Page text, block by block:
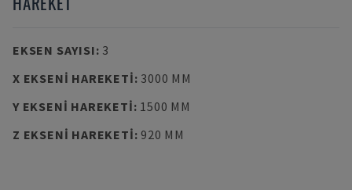
EKSEN SAYISI: 3
X EKSENI HAREKETI: 3000 MM
Y EKSENI HAREKETI: 1500 MM
Z EKSENI HAREKETI: 920 MM